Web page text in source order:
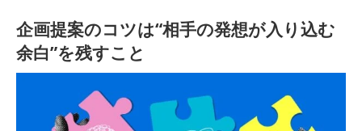
企画提案のコツは“相手の発想が入り込む
余白”を残すこと